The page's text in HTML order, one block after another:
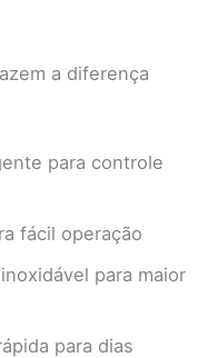
a diferença
para controle
fácil operação
para maior
para dias